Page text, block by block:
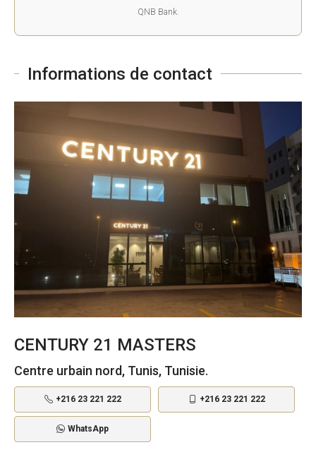
QNB Bank.
Informations de contact
CENTURY 21 MASTERS
Centre urbain nord, Tunis, Tunisie.
+216 23 221 222 +216 23 221 222
WhatsApp